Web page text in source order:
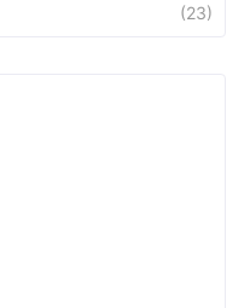
(23)